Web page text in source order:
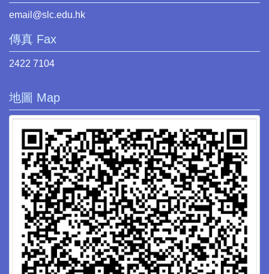
email@slc.edu.hk
傳真 Fax
2422 7104
地圖 Map